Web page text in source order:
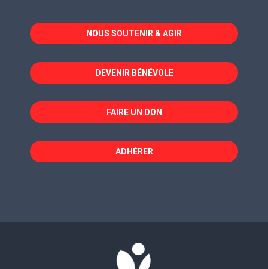
dans
une
fenêtre
dans
une
fenêtre
dans
une
fenêtre
NOUS SOUTENIR & AGIR
DEVENIR BÉNÉVOLE
FAIRE UN DON
ADHÉRER